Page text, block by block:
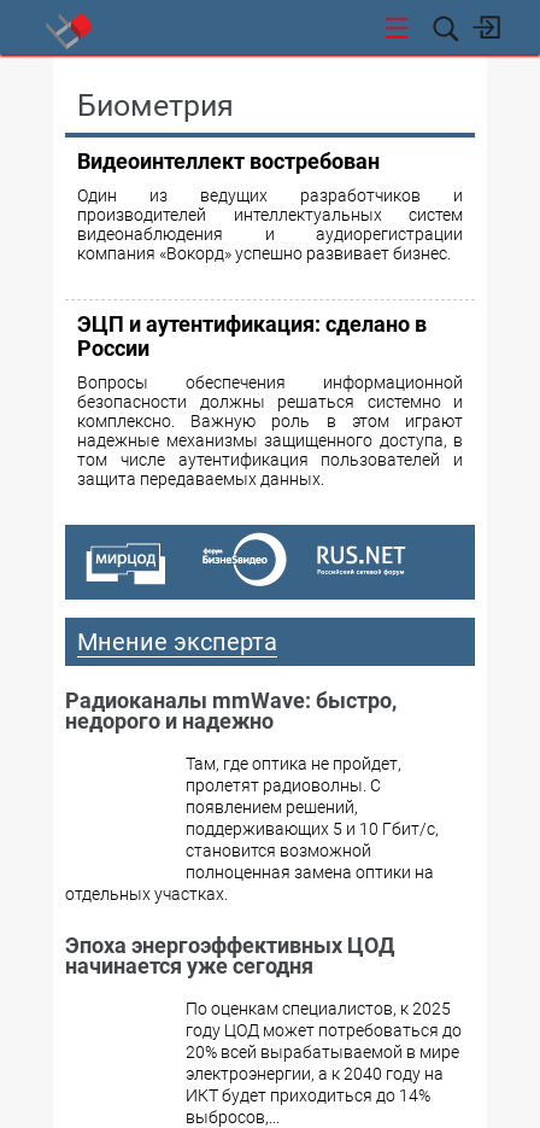
Биометрия
Видеоинтеллект востребован
Один из ведущих разработчиков и
производителей интеллектуальных систем
видеонаблюдения и аудиорегистрации
компания «Вокорд» успешно развивает бизнес.
ЭЦП и аутентификация: сделано в
России
Вопросы обеспечения информационной
безопасности должны решаться системно и
комплексно. Важную роль в этом играют
надежные механизмы защищенного доступа, в
том числе аутентификация пользователей и
защита передаваемых данных.
Мнение эксперта
Радиоканалы mmWave: быстро,
недорого и надежно
Там, где оптика не пройдет,
пролетят радиоволны. С
появлением решений,
поддерживающих 5 и 10 Гбит/с,
становится возможной
полноценная замена оптики на
отдельных участках.
Эпоха энергоэффективных ЦОД
начинается уже сегодня
По оценкам специалистов, к 2025
году ЦОД может потребоваться до
20% всей вырабатываемой в мире
электроэнергии, а к 2040 году на
ИКТ будет приходиться до 14%
выбросов,...